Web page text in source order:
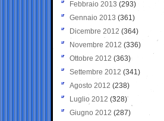
Febbraio 2013 (293)
Gennaio 2013 (361)
Dicembre 2012 (364)
Novembre 2012 (336)
Ottobre 2012 (363)
Settembre 2012 (341)
Agosto 2012 (238)
Luglio 2012 (328)
Giugno 2012 (287)